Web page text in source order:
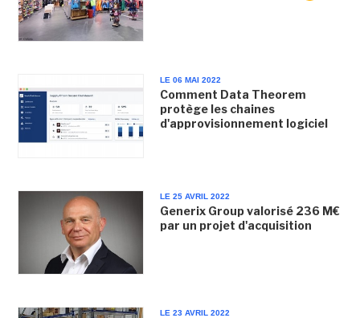
LE 06 MAI 2022
Comment Data Theorem
protège les chaines
d'approvisionnement logiciel
LE 25 AVRIL 2022
Generix Group valorisé 236 M€
par un projet d'acquisition
LE 23 AVRIL 2022